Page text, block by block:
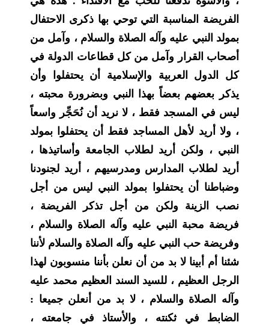
الفريضة المناسبة التي توحي بها ذكرى الاحتفال
بمولد النبي عليه وآله الصلاة والسلام ، وآمل من
أصحاب القرار وآمل من كل قطاعات الدولة في
كل الدول العربية والإسلامية أن يحتفلوا وأن
يذكر بعضهم بعضاً بهذا النبي وبضرورة محبته ،
ليس في المسجد فقط ، لا نريد أن نُحَجِّر واسعاً
، ولا أريد لأهل المساجد فقط أن يحتفلوا بمولد
النبي ، ولكن أريد لطلاب الجامعة وأساتيذها ،
أريد لطلاب المدارس ومدرسيهم ، أريد لجنودنا
وضباطنا أن يحتفلوا بمولد النبي ليس من أجل
نصب الزينة ولكن من أجل تذكر الفريضة ،
فريضة محبة النبي عليه وآله الصلاة والسلام ،
وفريضة حب النبي عليه وآله الصلاة والسلام لأننا
شئنا أم أبينا لا بد من أن نعلن بأننا منسوبون لهذا
الرجل العظيم ، للسيد السند العظيم محمد عليه
وآله الصلاة والسلام ، لا بد من أنعلن جميعا :
الضابط في ثكنته ، والأستاذ في جامعته ،